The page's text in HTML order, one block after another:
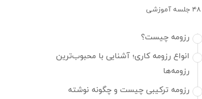
۴۸ جلسه آموزشی
رزومه چیست؟
انواع رزومه کاری؛ آشنایی با محبوب‌ترین
رزومه‌ها
رزومه ترکیبی چیست و چگونه نوشته